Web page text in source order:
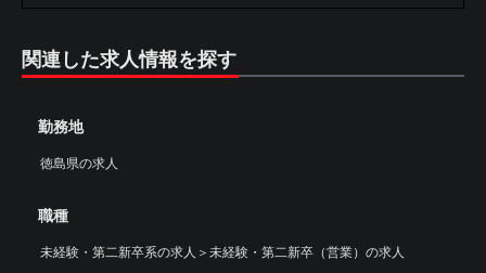
関連した求人情報を探す
勤務地
徳島県の求人
職種
未経験・第二新卒系の求人 ＞ 未経験・第二新卒（営業）の求人